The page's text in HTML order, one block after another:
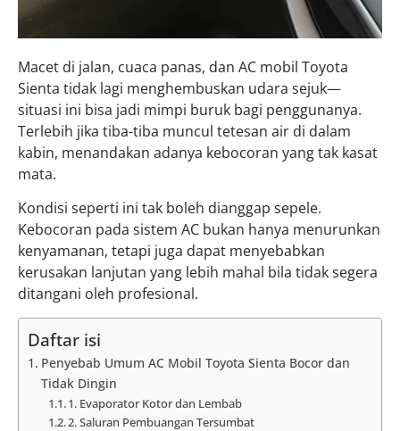
Macet di jalan, cuaca panas, dan AC mobil Toyota
Sienta tidak lagi menghembuskan udara sejuk—
situasi ini bisa jadi mimpi buruk bagi penggunanya.
Terlebih jika tiba-tiba muncul tetesan air di dalam
kabin, menandakan adanya kebocoran yang tak kasat
mata.
Kondisi seperti ini tak boleh dianggap sepele.
Kebocoran pada sistem AC bukan hanya menurunkan
kenyamanan, tetapi juga dapat menyebabkan
kerusakan lanjutan yang lebih mahal bila tidak segera
ditangani oleh profesional.
Daftar isi
Penyebab Umum AC Mobil Toyota Sienta Bocor dan
Tidak Dingin
1. Evaporator Kotor dan Lembab
2. Saluran Pembuangan Tersumbat